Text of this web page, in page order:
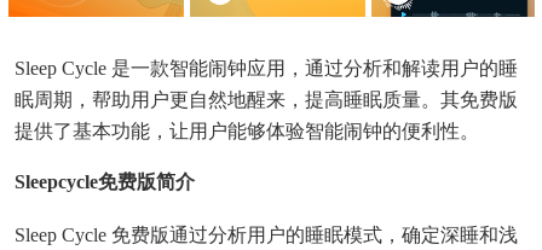
Sleep Cycle 是一款智能闹钟应用，通过分析和解读用户的睡
眠周期，帮助用户更自然地醒来，提高睡眠质量。其免费版
提供了基本功能，让用户能够体验智能闹钟的便利性。
Sleepcycle免费版简介
Sleep Cycle 免费版通过分析用户的睡眠模式，确定深睡和浅